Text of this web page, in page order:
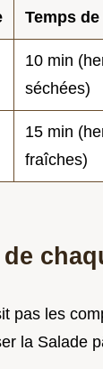
Temps
10 min
séchées)
15 min
fraîches)
pas les
la Salade